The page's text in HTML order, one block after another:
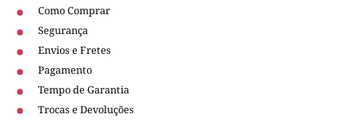
Como Comprar
Segurança
Envios e Fretes
Pagamento
Tempo de Garantia
Trocas e Devoluções